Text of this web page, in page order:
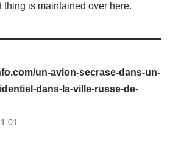
thing is maintained over here.
un-avion-secrase-dans-un-
dans-la-ville-russe-de-